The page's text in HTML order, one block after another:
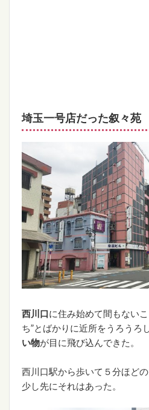
埼玉一号店だった叙々苑
西川口に住み始めて間もない
ち”とばかりに近所をうろうろ
い物が目に飛び込んできた。
西川口駅から歩いて５分ほど
少し先にそれはあった。